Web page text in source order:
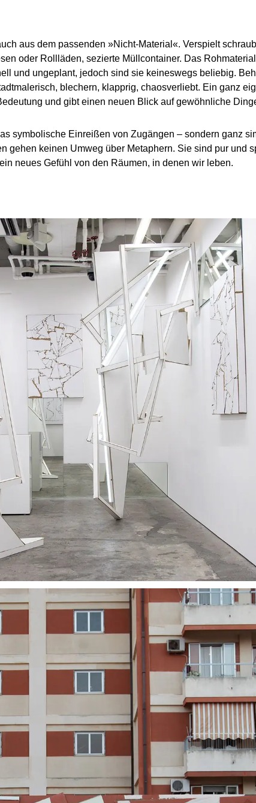
aus dem passenden »Nicht-Material«. Verspielt
oder Rollläden, sezierte Müllcontainer. Das
und ungeplant, jedoch sind sie keineswegs beliebig.
blechern, klapprig, chaosverliebt. Ein ganz
und gibt einen neuen Blick auf gewöhnliche
symbolische Einreißen von Zugängen – sondern ganz
gehen keinen Umweg über Metaphern. Sie sind pur und
neues Gefühl von den Räumen, in denen wir leben.